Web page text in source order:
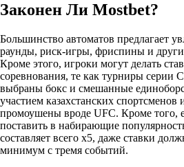
Законен Ли Mostbet?
Большинство автоматов предлагает
раунды, риск-игры, фриспины и
Кроме этого, игроки могут делать
соревнования, те как турниры серии
выбраны бокс и смешанные
участием казахстанских спортсменов
промоушены вроде UFC. Кроме того,
поставить в набирающие
составляет всего х5, даже ставки
минимум с тремя событий.